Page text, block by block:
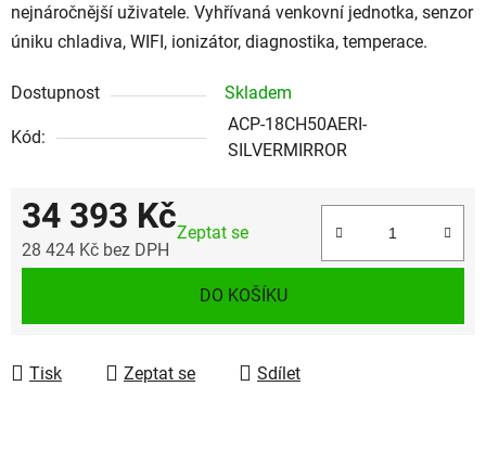
nejnáročnější uživatele. Vyhřívaná venkovní jednotka, senzor
úniku chladiva, WIFI, ionizátor, diagnostika, temperace.
Dostupnost Skladem
Kód:
ACP-18CH50AERI-
SILVERMIRROR
34 393 Kč
28 424 Kč bez DPH
Zeptat se
DO KOŠÍKU
Tisk Zeptat se Sdílet